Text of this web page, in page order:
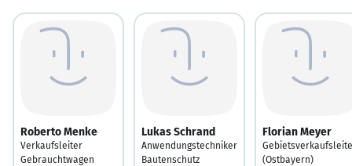
Roberto Menke
Verkaufsleiter
Gebrauchtwagen
Lukas Schrand
Anwendungstechniker
Bautenschutz
Florian Meyer
(Ostbayern)